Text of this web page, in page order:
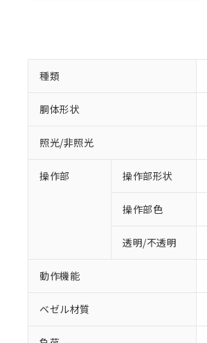
種類
胴体形状
照光/非照光
操作部 操作部形状
操作部色
透明/不透明
動作機能
ベゼル材質